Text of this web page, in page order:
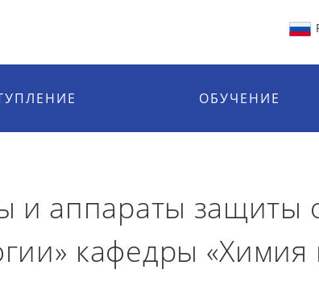
ОБУЧЕНИЕ
и аппараты
кафедры